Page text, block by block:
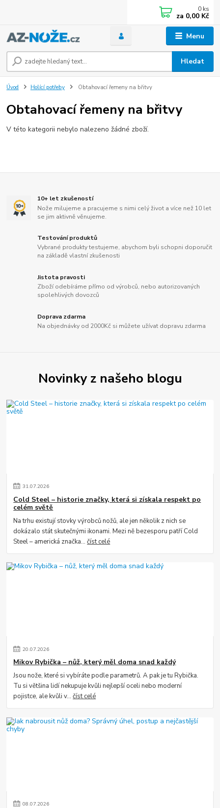
Menu
Hledat
0 ks
za 0,00 Kč
Úvod Holící potřeby Obtahovací řemeny na břitvy
Obtahovací řemeny na břitvy
V této kategorii nebylo nalezeno žádné zboží.
10+ let zkušeností
Nože milujeme a pracujeme s nimi celý život a více než 10 let
se jim aktivně věnujeme.
Testování produktů
Vybrané produkty testujeme, abychom byli schopni doporučit
na základě vlastní zkušenosti
Jistota pravosti
Zboží odebíráme přímo od výrobců, nebo autorizovaných
spolehlivých dovozců
Doprava zdarma
Na objednávky od 2000Kč si můžete užívat dopravu zdarma
Novinky z našeho blogu
31.07.2026
Cold Steel – historie značky, která si získala respekt po
celém světě
Na trhu existují stovky výrobců nožů, ale jen několik z nich se
dokázalo stát skutečnými ikonami. Mezi ně bezesporu patří Cold
Steel – americká značka...číst celé
20.07.2026
Mikov Rybička – nůž, který měl doma snad každý
Jsou nože, které si vybíráte podle parametrů. A pak je tu Rybička.
Tu si většina lidí nekupuje kvůli nejlepší oceli nebo moderní
pojistce, ale kvůli v...číst celé
08.07.2026